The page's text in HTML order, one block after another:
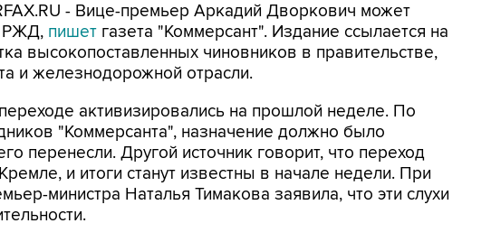
- Вице-премьер Аркадий Дворкович может
РЖД, пишет газета "Коммерсант". Издание ссылается на
высокопоставленных чиновников в правительстве,
и железнодорожной отрасли.
активизировались на прошлой неделе. По
"Коммерсанта", назначение должно было
перенесли. Другой источник говорит, что переход
и итоги станут известны в начале недели. При
министра Наталья Тимакова заявила, что эти слухи